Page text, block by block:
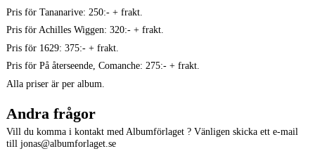
Pris för Tananarive: 250:- + frakt.
Pris för Achilles Wiggen: 320:- + frakt.
Pris för 1629: 375:- + frakt.
Pris för På återseende, Comanche: 275:- + frakt.
Alla priser är per album.
Andra frågor
Vill du komma i kontakt med Albumförlaget ? Vänligen skicka ett e-mail
till jonas@albumforlaget.se